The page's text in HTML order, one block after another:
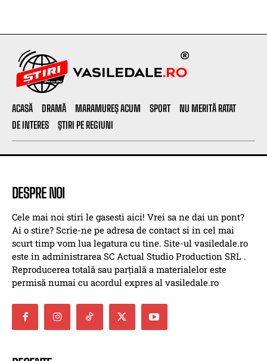
ACASĂ DRAMĂ MARAMUREȘ ACUM SPORT
NU MERITĂ RATAT
DE INTERES
ȘTIRI PE REGIUNI
DESPRE NOI
Cele mai noi stiri le gasesti aici! Vrei sa ne dai un pont?
Ai o stire? Scrie-ne pe adresa de contact si in cel mai
scurt timp vom lua legatura cu tine. Site-ul vasiledale.ro
este in administrarea SC Actual Studio Production SRL .
Reproducerea totală sau parțială a materialelor este
permisă numai cu acordul expres al vasiledale.ro